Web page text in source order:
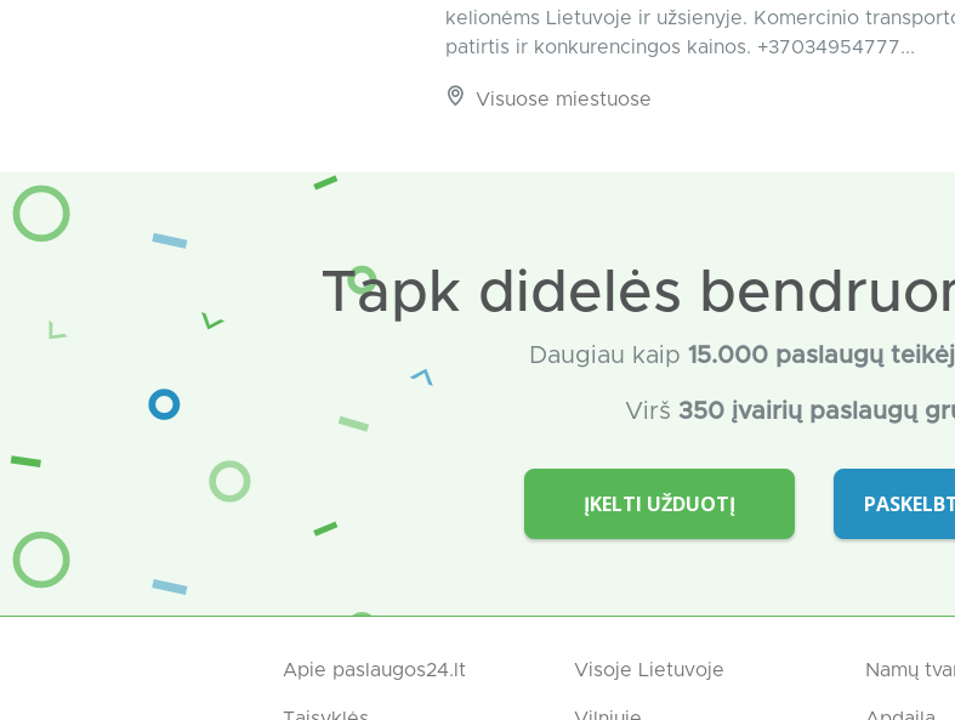
kelionėms Lietuvoje ir užsienyje. Komercinio
patirtis ir konkurencingos kainos. +37034954777...
Visuose miestuose
Tapk didelės
Daugiau kaip 15.000 paslaugų
Virš 350 įvairių paslaugų
ĮKELTI UŽDUOTĮ
Apie paslaugos24.lt Visoje Lietuvoje Namų